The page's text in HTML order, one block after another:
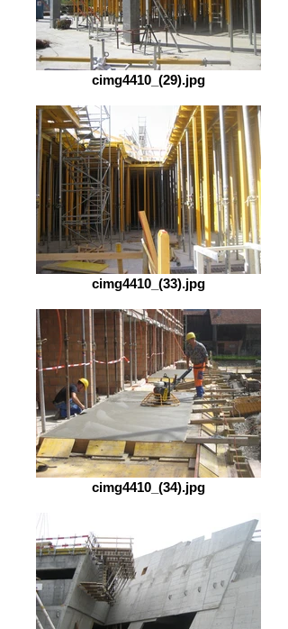
cimg4410_(29).jpg
cimg4410_(33).jpg
cimg4410_(34).jpg